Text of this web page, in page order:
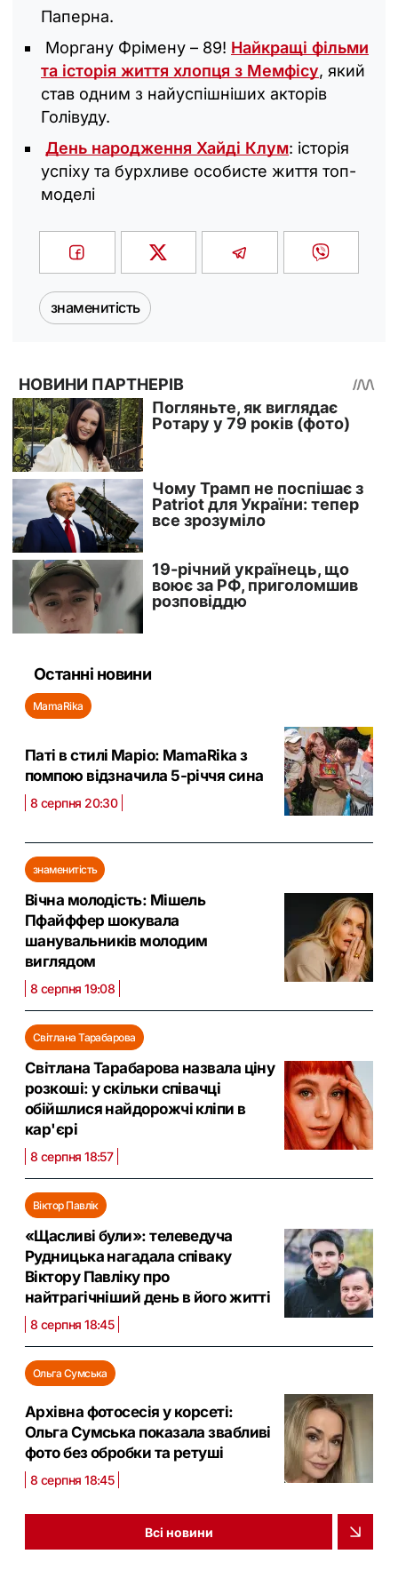
Паперна.
Моргану Фрімену – 89! Найкращі фільми
та історія життя хлопця з Мемфісу, який
став одним з найуспішніших акторів
Голівуду.
День народження Хайді Клум: історія
успіху та бурхливе особисте життя топ-
моделі
знаменитість
Останні новини
MamaRika
Паті в стилі Маріо: MamaRika з
помпою відзначила 5-річчя сина
8 серпня 20:30
знаменитість
Вічна молодість: Мішель
Пфайффер шокувала
шанувальників молодим
виглядом
8 серпня 19:08
Світлана Тарабарова
Світлана Тарабарова назвала ціну
розкоші: у скільки співачці
обійшлися найдорожчі кліпи в
кар'єрі
8 серпня 18:57
Віктор Павлік
«Щасливі були»: телеведуча
Рудницька нагадала співаку
Віктору Павліку про
найтрагічніший день в його житті
8 серпня 18:45
Ольга Сумська
Архівна фотосесія у корсеті:
Ольга Сумська показала звабливі
фото без обробки та ретуші
8 серпня 18:45
Всі новини